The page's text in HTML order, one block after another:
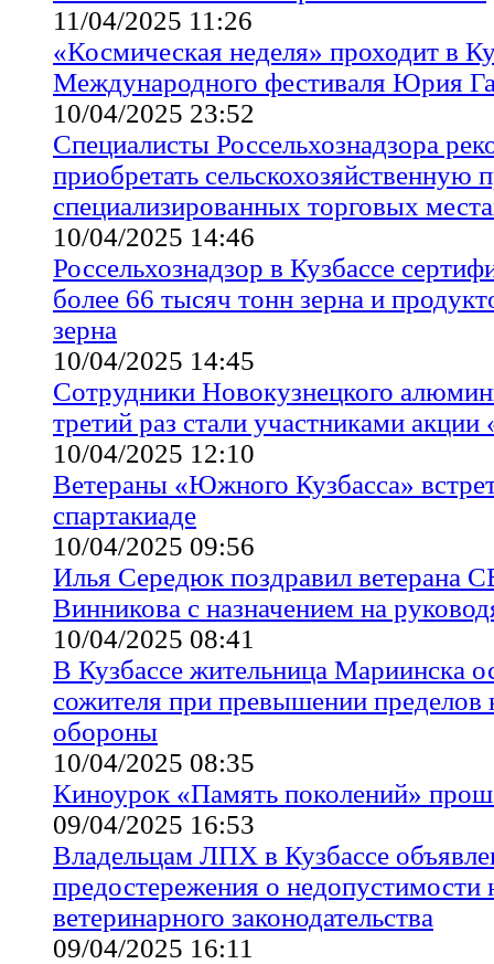
11/04/2025 11:26
«Космическая неделя» проходит в
Международного фестиваля Юрия
10/04/2025 23:52
Специалисты Россельхознадзора
приобретать сельскохозяйственную
специализированных торговых
10/04/2025 14:46
Россельхознадзор в Кузбассе
более 66 тысяч тонн зерна и
зерна
10/04/2025 14:45
Сотрудники Новокузнецкого
третий раз стали участниками
10/04/2025 12:10
Ветераны «Южного Кузбасса»
спартакиаде
10/04/2025 09:56
Илья Середюк поздравил ветерана
Винникова с назначением на
10/04/2025 08:41
В Кузбассе жительница Мариинска
сожителя при превышении пределов
обороны
10/04/2025 08:35
Киноурок «Память поколений»
09/04/2025 16:53
Владельцам ЛПХ в Кузбассе
предостережения о недопустимости
ветеринарного законодательства
09/04/2025 16:11